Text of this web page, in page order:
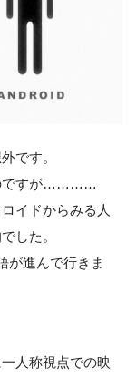
です。
ですが…………
イドからみる人
した。
が進んで行きま
人称視点での映